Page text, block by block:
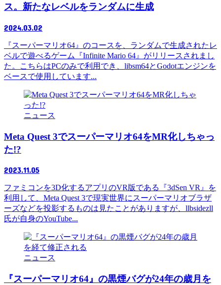
ス。新たなレベルをランダムに生成
2024.03.02
『スーパーマリオ64』のコースを、ランダムで生成されたレ
ベルで遊べるゲーム『Infinite Mario 64』がリリースされまし
た。こちらはPCのみで利用でき、libsm64とGodotエンジンを
ベースで使用しています...
ニュース
Meta Quest 3でスーパーマリオ64をMR化しちゃっ
た!?
2023.11.05
ファミコンを3D化するアプリのVR版である『3dSen VR』を
利用して、Meta Quest 3で現実世界にスーパーマリオブラザ
ーズなどを投影するものは見たことがありますが、llbsidezll
氏が自身のYouTube...
ニュース
『スーパーマリオ64』の黒煙バグが24年の歳月を